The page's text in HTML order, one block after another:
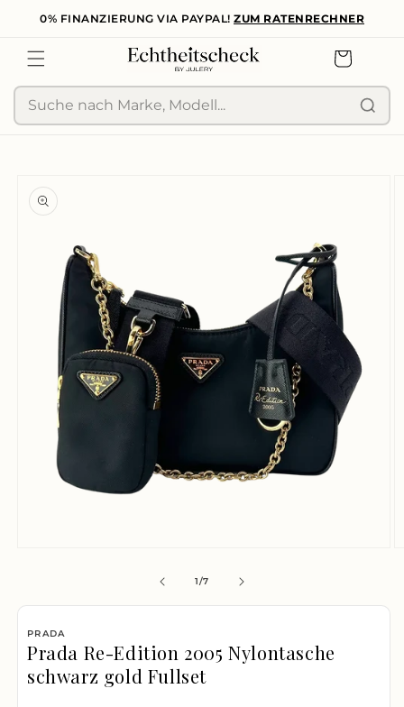
zum
0% FINANZIERUNG VIA PAYPAL! ZUM RATENRECHNER
Warenkorb
Suche
öffnen
1/von
7
PRADA
Prada Re-Edition 2005 Nylontasche
schwarz gold Fullset